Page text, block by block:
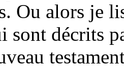
Ou alors je
sont décrits